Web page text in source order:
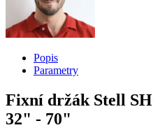
Popis
Parametry
Fixní držák Stell
32" - 70"